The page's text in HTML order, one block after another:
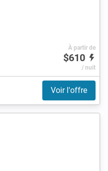
À partir de
$610
/ nuit
Voir l'offre